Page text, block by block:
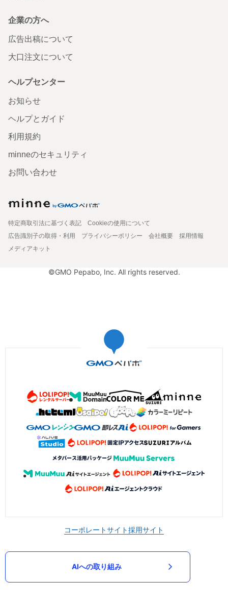
企業の方へ
広告出稿について
大口注文について
ヘルプセンター
お知らせ
ヘルプとガイド
利用規約
minneのセキュリティ
お問い合わせ
特定商取引法に基づく表記
Cookieの使用について
広告識別子の取得・利用
プライバシーポリシー 会社概要
採用情報
メディアキット
©GMO Pepabo, Inc. All rights reserved.
コーポレートサイト採用サイト
AIへの取り組み